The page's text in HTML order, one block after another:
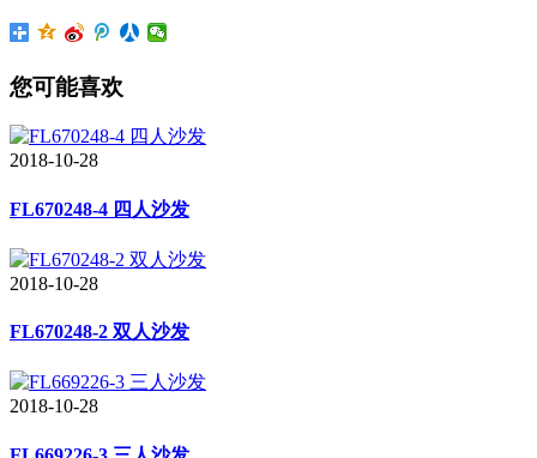
您可能喜欢
2018-10-28
FL670248-4 四人沙发
2018-10-28
FL670248-2 双人沙发
2018-10-28